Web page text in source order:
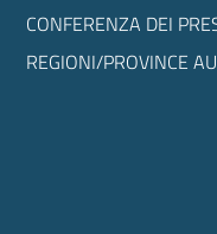
CONFERENZA DEI
REGIONI/PROVINCE